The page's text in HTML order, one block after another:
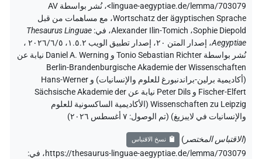
linguae-aegyptiae.de/lemma/703079>
،
نُشر بواسطة AV
Wortschatz der ägyptischen Sprache، مع مساهمات من قبل
Sophie Diepold، Alexander Ilin-Tomich، في:
Thesaurus Linguae
Aegyptiae،
إصدار المتن ٢٠، إصدار تطبيق الويب ۱.٥.٢، ٢٠٢٦/٦/٥ ،
نُشر بواسطة Tonio Sebastian Richter و Daniel A. Werning نيابة عن
Berlin-Brandenburgische Akademie der Wissenschaften
(أكاديمية برلين-براندنبورغ للعلوم والإنسانيات) و Hans-Werner
Fischer-Elfert و Peter Dils نيابة عن Sächsische Akademie der
Wissenschaften zu Leipzig (الأكاديمية الساكسونية للعلوم
والإنسانيات في لايبزيغ) (تم الوصول: ٧ أغسطس ٢٠٢٦ )
(الاقتباس المختصر ) نسخ الاقتباس
https://thesaurus-linguae-aegyptiae.de/lemma/703079، في: